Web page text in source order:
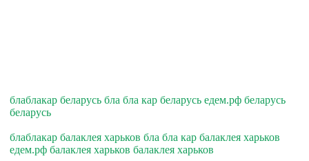
блаблакар беларусь бла бла кар беларусь едем.рф беларусь
беларусь
блаблакар балаклея харьков бла бла кар балаклея харьков
едем.рф балаклея харьков балаклея харьков